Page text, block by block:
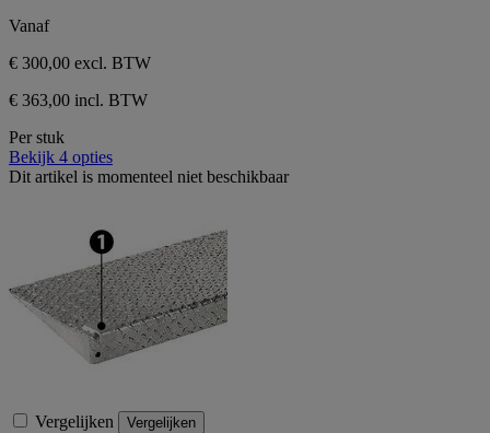
Vanaf
€ 300,00 excl. BTW
€ 363,00 incl. BTW
Per stuk
Bekijk 4 opties
Dit artikel is momenteel niet beschikbaar
Vergelijken Vergelijken